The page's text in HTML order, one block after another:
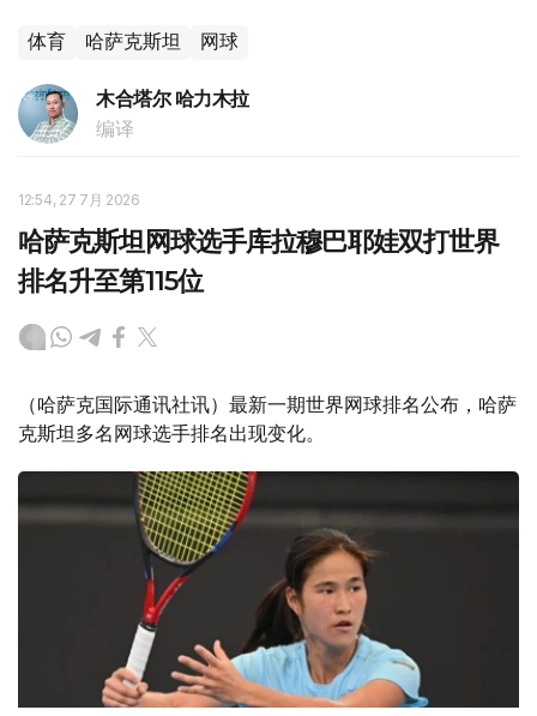
体育 哈萨克斯坦 网球
木合塔尔 哈力木拉
编译
12:54, 27 7月 2026
哈萨克斯坦网球选手库拉穆巴耶娃双打世界
排名升至第115位
（哈萨克国际通讯社讯）最新一期世界网球排名公布，哈萨
克斯坦多名网球选手排名出现变化。